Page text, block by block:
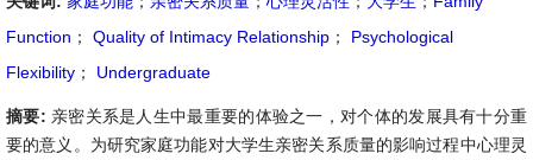
Function ； Quality of Intimacy Relationship ；
Psychological
Flexibility ； Undergraduate
摘要: 亲密关系是人生中最重要的体验之一，对个体的发展具有十分重
要的意义。为研究家庭功能对大学生亲密关系质量的影响过程中心理灵